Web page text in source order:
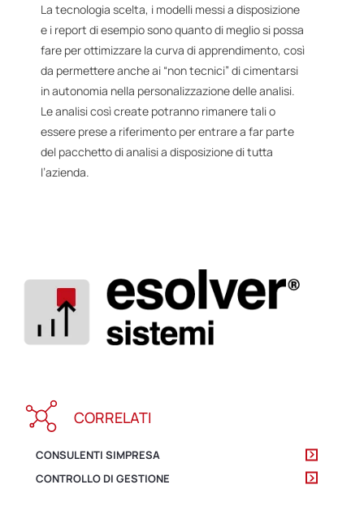
La tecnologia scelta, i modelli messi a disposizione
e i report di esempio sono quanto di meglio si possa
fare per ottimizzare la curva di apprendimento, così
da permettere anche ai “non tecnici” di cimentarsi
in autonomia nella personalizzazione delle analisi.
Le analisi così create potranno rimanere tali o
essere prese a riferimento per entrare a far parte
del pacchetto di analisi a disposizione di tutta
l’azienda.
CORRELATI
CONSULENTI SIMPRESA
CONTROLLO DI GESTIONE